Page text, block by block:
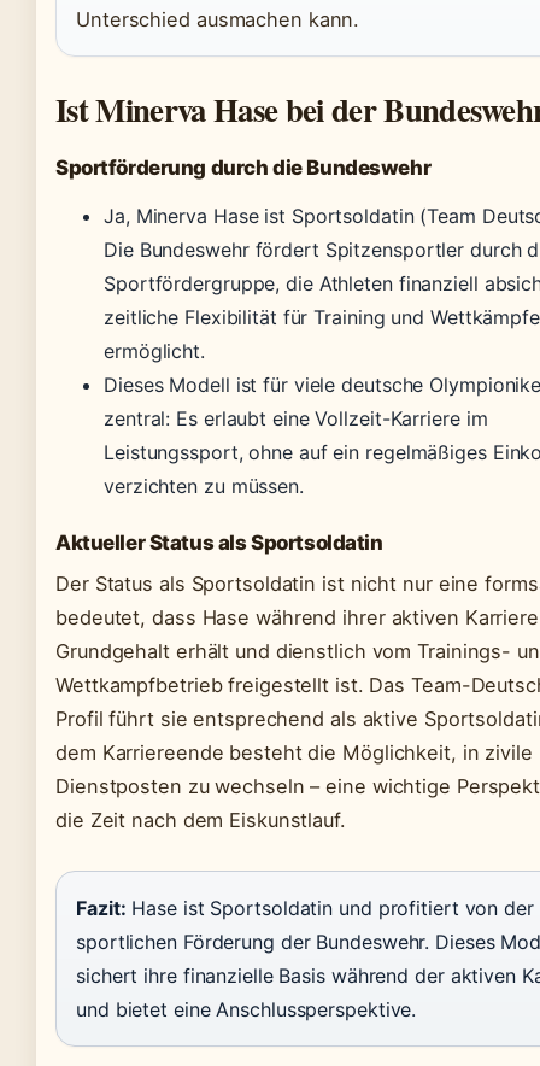
Unterschied ausmachen kann.
Ist Minerva Hase bei der
Sportförderung durch die Bundeswehr
Ja, Minerva Hase ist Sportsoldatin (Team
Die Bundeswehr fördert Spitzensportler durch
Sportfördergruppe, die Athleten finanziell
zeitliche Flexibilität für Training und Wettkämpfe
ermöglicht.
Dieses Modell ist für viele deutsche
zentral: Es erlaubt eine Vollzeit-Karriere im
Leistungssport, ohne auf ein regelmäßiges
verzichten zu müssen.
Aktueller Status als Sportsoldatin
Der Status als Sportsoldatin ist nicht nur eine
bedeutet, dass Hase während ihrer aktiven
Grundgehalt erhält und dienstlich vom Trainings-
Wettkampfbetrieb freigestellt ist. Das Team-
Profil führt sie entsprechend als aktive
dem Karriereende besteht die Möglichkeit, in zivile
Dienstposten zu wechseln – eine wichtige
die Zeit nach dem Eiskunstlauf.
Fazit: Hase ist Sportsoldatin und profitiert von der
sportlichen Förderung der Bundeswehr. Dieses
sichert ihre finanzielle Basis während der aktiven
und bietet eine Anschlussperspektive.